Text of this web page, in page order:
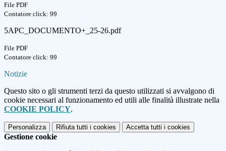
File PDF
Contatore click: 99
5APC_DOCUMENTO+_25-26.pdf
File PDF
Contatore click: 99
Notizie
Questo sito o gli strumenti terzi da questo utilizzati si avvalgono di
cookie necessari al funzionamento ed utili alle finalità illustrate nella
COOKIE POLICY.
Personalizza Rifiuta tutti i cookies Accetta tutti i cookies
Gestione cookie